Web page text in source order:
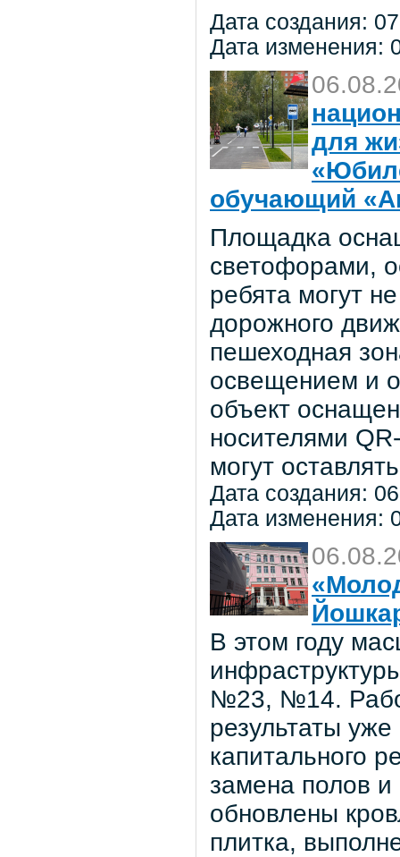
Дата создания:
Дата изменения:
для
обучающий
Площадка
светофорами,
ребята могут
дорожного
пешеходная
освещением и
объект
носителями
могут
Дата создания:
Дата изменения:
В этом году
№23, №14.
результаты
капитального
замена полов
обновлены
плитка,